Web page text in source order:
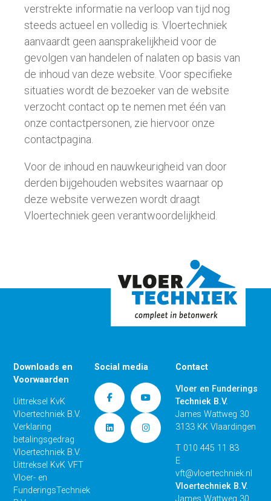
verstrekte informatie na verloop van tijd nog
steeds actueel en volledig is. Vloertechniek
aanvaardt geen aansprakelijkheid voor de
gevolgen van handelen of nalaten op basis van
de inhoud van deze website. Voor specifieke
situaties wordt de bezoeker van de website
verzocht contact op te nemen met één van
onze contactpersonen, zie hiervoor onze
contactpagina.
Voor de inhoud en nauwkeurigheid van door
derden bijgehouden websites waarnaar op
deze website verwezen wordt draagt
Vloertechniek geen verantwoordelijkheid.
Downloads en
Voorwaarden
Uittreksel KvK
Vloertechniek B.V.
Verklaring
betalingsgedrag
Vloertechniek B.V.
Uittreksel KvK VFT
Vloer- en
FunderingsTechniek
Social media Contact
Vloer en Funderings
Techniek B.V.
James Wattweg 30
3133 KK Vlaardingen
T 010 445 11 83
E
vft@vloertechniek.nl
Vloertechniek B.V.